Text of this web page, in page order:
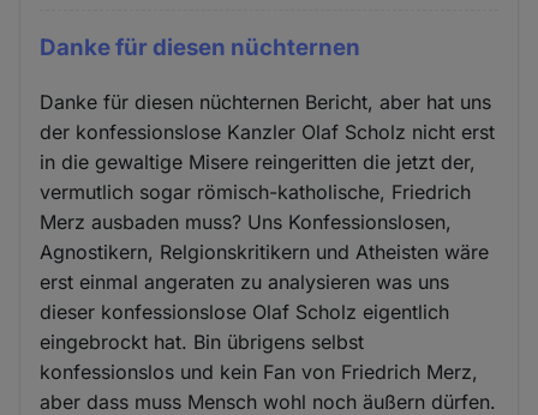
Danke für diesen nüchternen
Danke für diesen nüchternen Bericht, aber hat uns
der konfessionslose Kanzler Olaf Scholz nicht erst
in die gewaltige Misere reingeritten die jetzt der,
vermutlich sogar römisch-katholische, Friedrich
Merz ausbaden muss? Uns Konfessionslosen,
Agnostikern, Relgionskritikern und Atheisten wäre
erst einmal angeraten zu analysieren was uns
dieser konfessionslose Olaf Scholz eigentlich
eingebrockt hat. Bin übrigens selbst
konfessionslos und kein Fan von Friedrich Merz,
aber dass muss Mensch wohl noch äußern dürfen.